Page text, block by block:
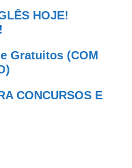
HOJE!
Gratuitos (COM
CONCURSOS E